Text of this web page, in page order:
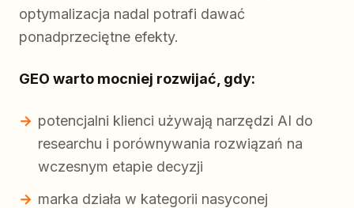
optymalizacja nadal potrafi dawać
ponadprzeciętne efekty.
GEO warto mocniej rozwijać, gdy:
potencjalni klienci używają narzędzi AI do
researchu i porównywania rozwiązań na
wczesnym etapie decyzji
marka działa w kategorii nasyconej